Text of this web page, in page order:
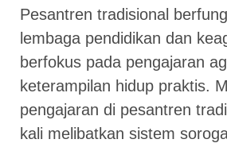
Pesantren tradisional
lembaga pendidikan dan
berfokus pada pengajaran
keterampilan hidup praktis.
pengajaran di pesantren
kali melibatkan sistem